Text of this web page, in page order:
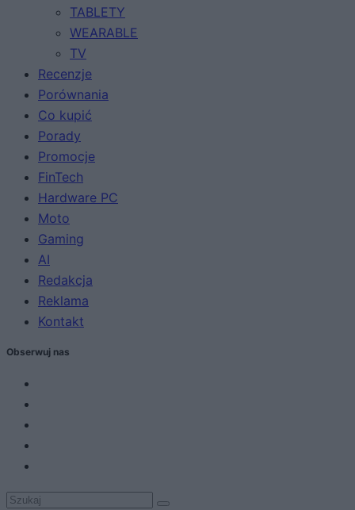
TABLETY
WEARABLE
TV
Recenzje
Porównania
Co kupić
Porady
Promocje
FinTech
Hardware PC
Moto
Gaming
AI
Redakcja
Reklama
Kontakt
Obserwuj nas